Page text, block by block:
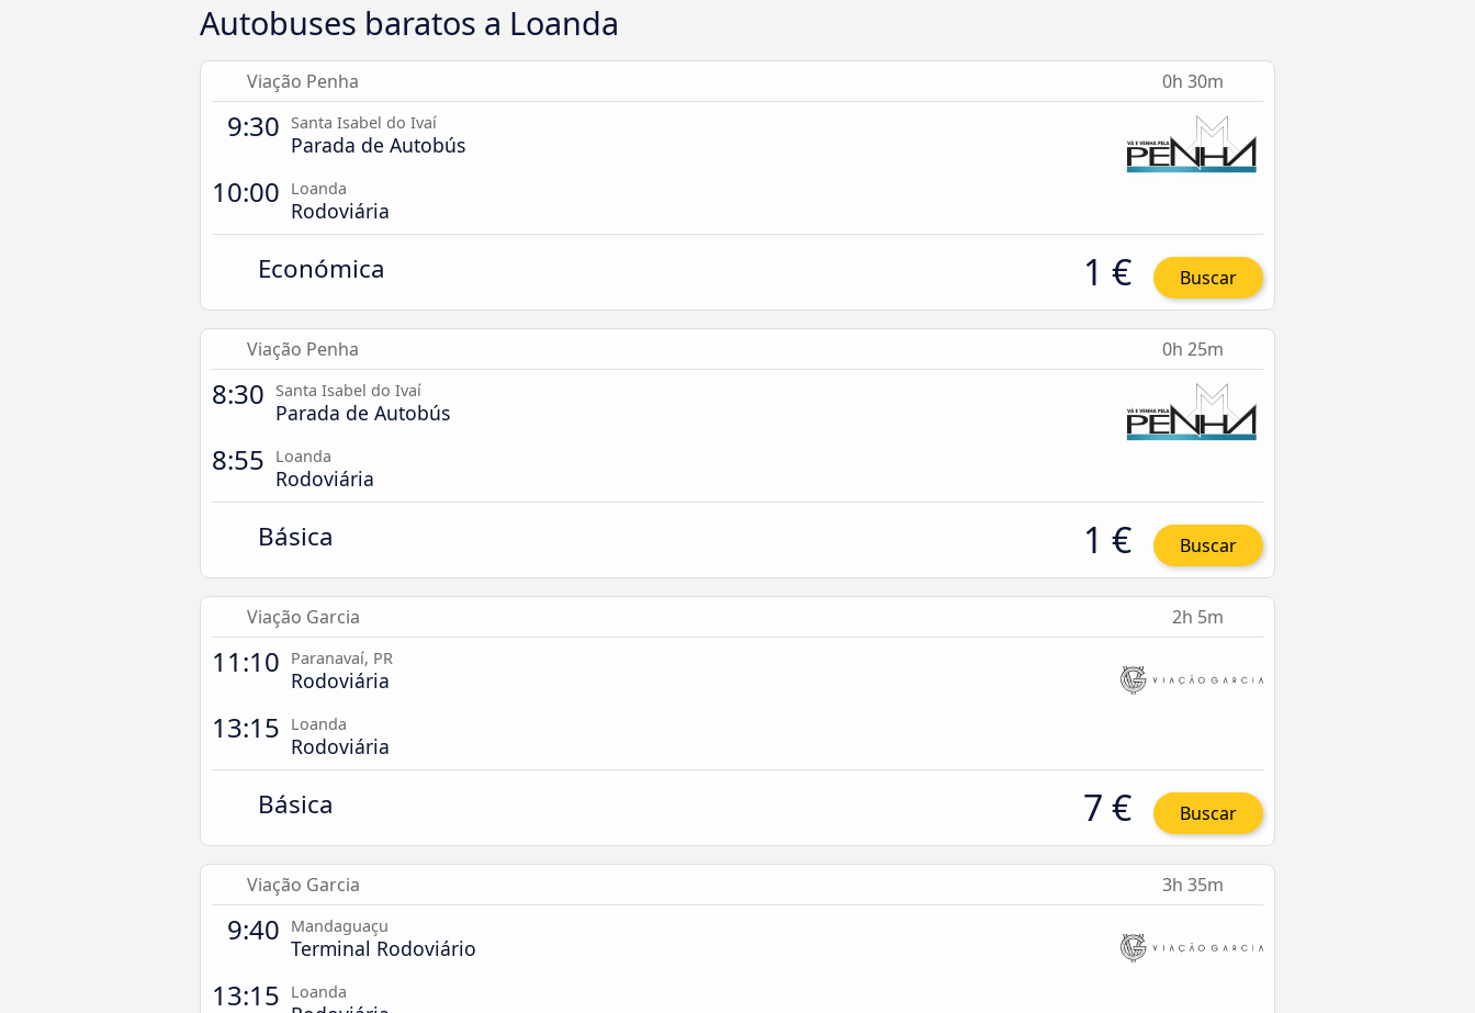
Autobuses baratos a Loanda
Viação Penha 0h 30m
9:30 Santa Isabel do Ivaí
Parada de Autobús
10:00 Loanda
Rodoviária
Económica 1 € Buscar
Viação Penha 0h 25m
8:30 Santa Isabel do Ivaí
Parada de Autobús
8:55 Loanda
Rodoviária
Básica 1 € Buscar
Viação Garcia 2h 5m
11:10 Paranavaí, PR
Rodoviária
13:15 Loanda
Rodoviária
Básica 7 € Buscar
Viação Garcia 3h 35m
9:40 Mandaguaçu
Terminal Rodoviário
13:15 Loanda